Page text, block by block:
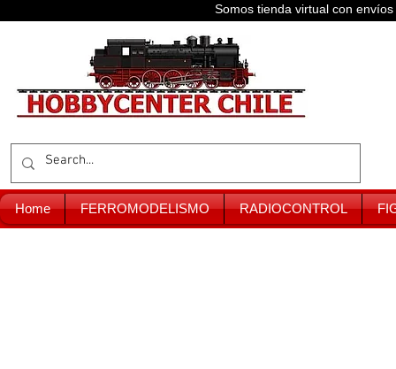
Somos tienda virtual con
Home FERROMODELISMO RADIOCONTROL